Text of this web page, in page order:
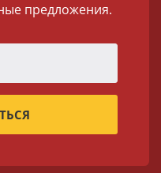
предложения.